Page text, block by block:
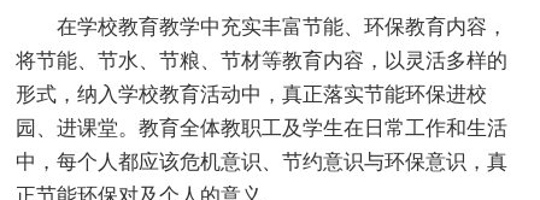
在学校教育教学中充实丰富节能、环保教育内容，
将节能、节水、节粮、节材等教育内容，以灵活多样的
形式，纳入学校教育活动中，真正落实节能环保进校
园、进课堂。教育全体教职工及学生在日常工作和生活
中，每个人都应该危机意识、节约意识与环保意识，真